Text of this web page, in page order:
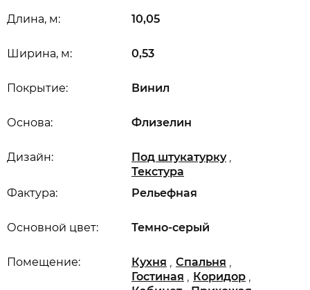
Длина, м: 10,05
Ширина, м: 0,53
Основной цвет: Темно-серый
Дизайн: Под штукатурку ,
Текстура
Основа: Флизелин
Покрытие: Винил
Помещение: Кухня , Спальня ,
Гостиная , Коридор ,
Фактура: Рельефная